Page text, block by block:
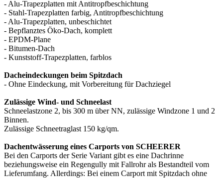
- Alu-Trapezplatten mit Antitropfbeschichtung
- Stahl-Trapezplatten farbig, Antitropfbeschichtung
- Alu-Trapezplatten, unbeschichtet
- Bepflanztes Öko-Dach, komplett
- EPDM-Plane
- Bitumen-Dach
- Kunststoff-Trapezplatten, farblos
Dacheindeckungen beim Spitzdach
- Ohne Eindeckung, mit Vorbereitung für Dachziegel
Zulässige Wind- und Schneelast
Schneelastzone 2, bis 300 m über NN, zulässige Windzone 1 und 2
Binnen.
Zulässige Schneetraglast 150 kg/qm.
Dachentwässerung eines Carports von SCHEERER
Bei den Carports der Serie Variant gibt es eine Dachrinne
beziehungsweise ein Regengully mit Fallrohr als Bestandteil vom
Lieferumfang. Allerdings: Bei einem Carport mit Spitzdach ohne